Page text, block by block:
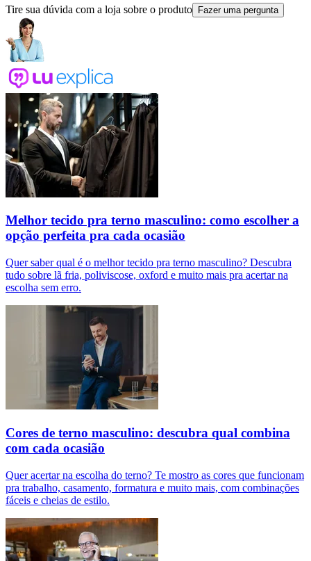
Tire sua dúvida com a loja sobre o produto Fazer uma pergunta
Melhor tecido pra terno masculino: como escolher a
opção perfeita pra cada ocasião
Quer saber qual é o melhor tecido pra terno masculino? Descubra
tudo sobre lã fria, poliviscose, oxford e muito mais pra acertar na
escolha sem erro.
Cores de terno masculino: descubra qual combina
com cada ocasião
Quer acertar na escolha do terno? Te mostro as cores que funcionam
pra trabalho, casamento, formatura e muito mais, com combinações
fáceis e cheias de estilo.